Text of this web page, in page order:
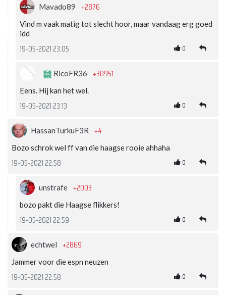
Mavado89 +2876
Vind m vaak matig tot slecht hoor, maar vandaag erg goed
idd
19-05-2021 23:05 0
RicoFR36 +30951
Eens. Hij kan het wel.
19-05-2021 23:13 0
HassanTurkuF3R +4
Bozo schrok wel ff van die haagse rooie ahhaha
19-05-2021 22:58 0
unstrafe +2003
bozo pakt die Haagse flikkers!
19-05-2021 22:59 0
echtwel +2869
Jammer voor die espn neuzen
19-05-2021 22:58 0